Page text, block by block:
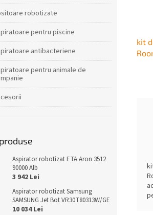
robotizate
pentru piscine
antibacteriene
pentru animale de
Aspirator robotizat ETA Aron 3512
90000 Alb
3 942 Lei
Aspirator robotizat Samsung
SAMSUNG Jet Bot VR30T80313W/GE
10 034 Lei
kit